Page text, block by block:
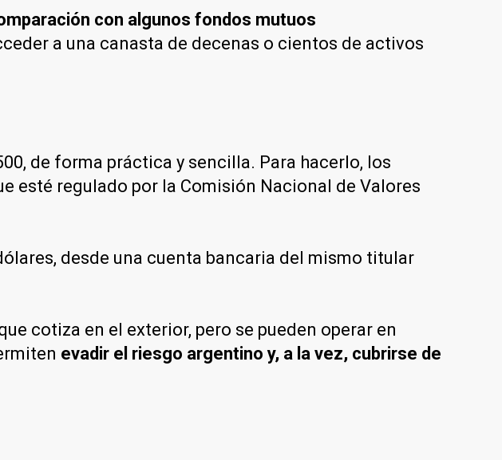
con algunos fondos mutuos
a una canasta de decenas o cientos de activos
de forma práctica y sencilla. Para hacerlo, los
esté regulado por la Comisión Nacional de Valores
desde una cuenta bancaria del mismo titular
cotiza en el exterior, pero se pueden operar en
evadir el riesgo argentino y, a la vez, cubrirse de